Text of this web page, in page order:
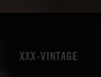
XXX-VINTAGE